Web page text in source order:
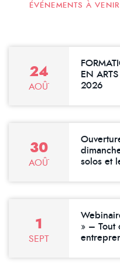
ÉVÉNEMENTS À VENIR
24
AOÛT
EN
2026
30
AOÛT
solos et
1
SEPTEMBRE
» – Tout